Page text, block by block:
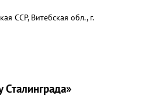
ССР, Витебская обл., г.